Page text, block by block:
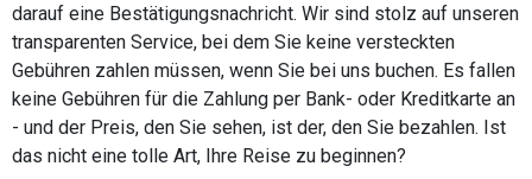
darauf eine Bestätigungsnachricht. Wir sind stolz auf unseren
transparenten Service, bei dem Sie keine versteckten
Gebühren zahlen müssen, wenn Sie bei uns buchen. Es fallen
keine Gebühren für die Zahlung per Bank- oder Kreditkarte an
- und der Preis, den Sie sehen, ist der, den Sie bezahlen. Ist
das nicht eine tolle Art, Ihre Reise zu beginnen?